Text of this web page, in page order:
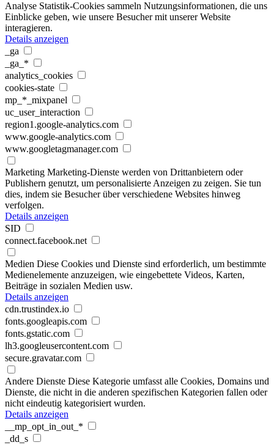
Analyse Statistik-Cookies sammeln Nutzungsinformationen, die uns
Einblicke geben, wie unsere Besucher mit unserer Website
interagieren.
Details anzeigen
_ga
_ga_*
analytics_cookies
cookies-state
mp_*_mixpanel
uc_user_interaction
region1.google-analytics.com
www.google-analytics.com
www.googletagmanager.com
Marketing Marketing-Dienste werden von Drittanbietern oder
Publishern genutzt, um personalisierte Anzeigen zu zeigen. Sie tun
dies, indem sie Besucher über verschiedene Websites hinweg
verfolgen.
Details anzeigen
SID
connect.facebook.net
Medien Diese Cookies und Dienste sind erforderlich, um bestimmte
Medienelemente anzuzeigen, wie eingebettete Videos, Karten,
Beiträge in sozialen Medien usw.
Details anzeigen
cdn.trustindex.io
fonts.googleapis.com
fonts.gstatic.com
lh3.googleusercontent.com
secure.gravatar.com
Andere Dienste Diese Kategorie umfasst alle Cookies, Domains und
Dienste, die nicht in die anderen spezifischen Kategorien fallen oder
nicht eindeutig kategorisiert wurden.
Details anzeigen
__mp_opt_in_out_*
_dd_s